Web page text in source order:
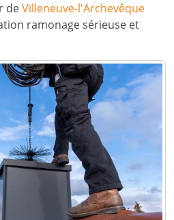
deVilleneuve-l'Archevêque
ramonage sérieuse et